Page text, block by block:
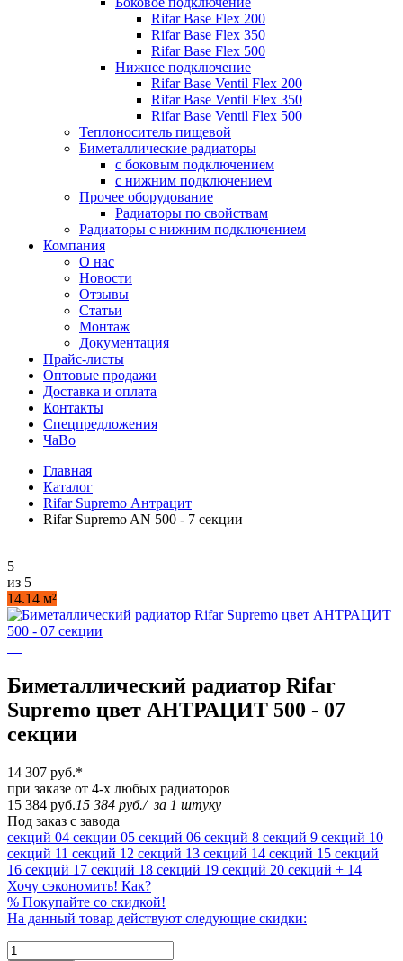
Rifar Base Flex 200
Rifar Base Flex 350
Rifar Base Flex 500
Нижнее подключение
Rifar Base Ventil Flex 200
Rifar Base Ventil Flex 350
Rifar Base Ventil Flex 500
Теплоноситель пищевой
Биметаллические радиаторы
с боковым подключением
с нижним подключением
Прочее оборудование
Радиаторы по свойствам
Радиаторы с нижним подключением
Компания
О нас
Новости
Отзывы
Статьи
Монтаж
Документация
Прайс-листы
Оптовые продажи
Доставка и оплата
Контакты
Спецпредложения
ЧаВо
Главная
Каталог
Rifar Supremo Антрацит
Rifar Supremo AN 500 - 7 секции
5
из 5
14.14 м²
Биметаллический радиатор Rifar
Supremo цвет АНТРАЦИТ 500 - 07
секции
14 307 руб.*
при заказе от 4-х любых радиаторов
15 384 руб.15 384 руб./за 1 штуку
Под заказ с завода
секций 04 секции 05 секций 06 секций 8 секций 9 секций 10
секций 11 секций 12 секций 13 секций 14 секций 15 секций
16 секций 17 секций 18 секций 19 секций 20 секций + 14
Хочу сэкономить! Как?
% Покупайте со скидкой!
На данный товар действуют следующие скидки: